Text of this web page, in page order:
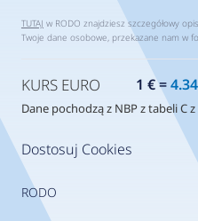
Dostosuj Cookies
RODO
TUTAJ w RODO znajdziesz szczegółowy
Twoje dane osobowe, przekazane nam w
KURS EURO 1 € =
Dane pochodzą z NBP z tabeli C